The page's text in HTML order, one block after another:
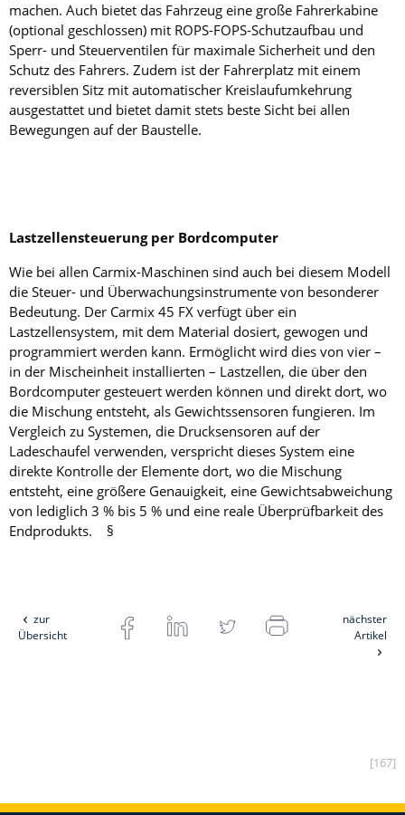
machen. Auch bietet das Fahrzeug eine große Fahrerkabine
(optional geschlossen) mit ROPS-FOPS-Schutzaufbau und
Sperr- und Steuerventilen für maximale Sicherheit und den
Schutz des Fahrers. Zudem ist der Fahrerplatz mit einem
reversiblen Sitz mit automatischer Kreislaufumkehrung
ausgestattet und bietet damit stets beste Sicht bei allen
Bewegungen auf der Baustelle.
Lastzellensteuerung per Bordcomputer
Wie bei allen Carmix-Maschinen sind auch bei diesem Modell
die Steuer- und Überwachungsinstrumente von besonderer
Bedeutung. Der Carmix 45 FX verfügt über ein
Lastzellensystem, mit dem Material dosiert, gewogen und
programmiert werden kann. Ermöglicht wird dies von vier –
in der Mischeinheit installierten – Lastzellen, die über den
Bordcomputer gesteuert werden können und direkt dort, wo
die Mischung entsteht, als Gewichtssensoren fungieren. Im
Vergleich zu Systemen, die Drucksensoren auf der
Ladeschaufel verwenden, verspricht dieses System eine
direkte Kontrolle der Elemente dort, wo die Mischung
entsteht, eine größere Genauigkeit, eine Gewichtsabweichung
von lediglich 3 % bis 5 % und eine reale Überprüfbarkeit des
Endprodukts. §
zur
Übersicht
nächster
Artikel
[167]